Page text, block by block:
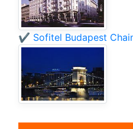
✔️ Sofitel Budapest